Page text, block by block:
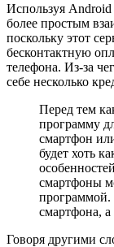
Используя Android
более простым
поскольку этот
бесконтактную
телефона. Из-за
себе несколько
Перед тем
программу
смартфон
будет хоть
смартфоны
программой.
смартфона, а
Говоря другими